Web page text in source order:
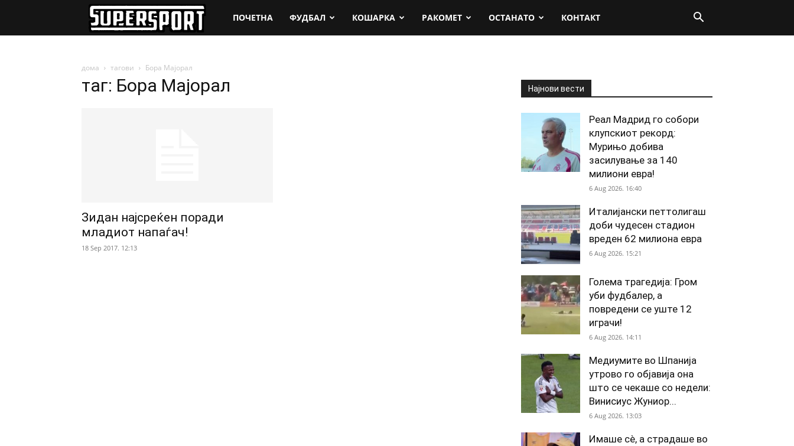
SuperSport.mk
ПОЧЕТНА ФУДБАЛ КОШАРКА РАКОМЕТ ОСТАНАТО КОНТАКТ
дома тагови Бора Мајорал
таг: Бора Мајорал
Зидан најсреќен поради
младиот напаѓач!
18 Sep 2017. 12:13
Најнови вести
Реал Мадрид го собори
клупскиот рекорд:
Мурињо добива
засилување за 140
милиони евра!
6 Aug 2026. 16:40
Италијански петтолигаш
доби чудесен стадион
вреден 62 милиона евра
6 Aug 2026. 15:21
Голема трагедија: Гром
уби фудбалер, а
повредени се уште 12
играчи!
6 Aug 2026. 14:11
Медиумите во Шпанија
утрово го објавија она
што се чекаше со недели:
Винисиус Жуниор...
6 Aug 2026. 13:03
Имаше сè, а страдаше во